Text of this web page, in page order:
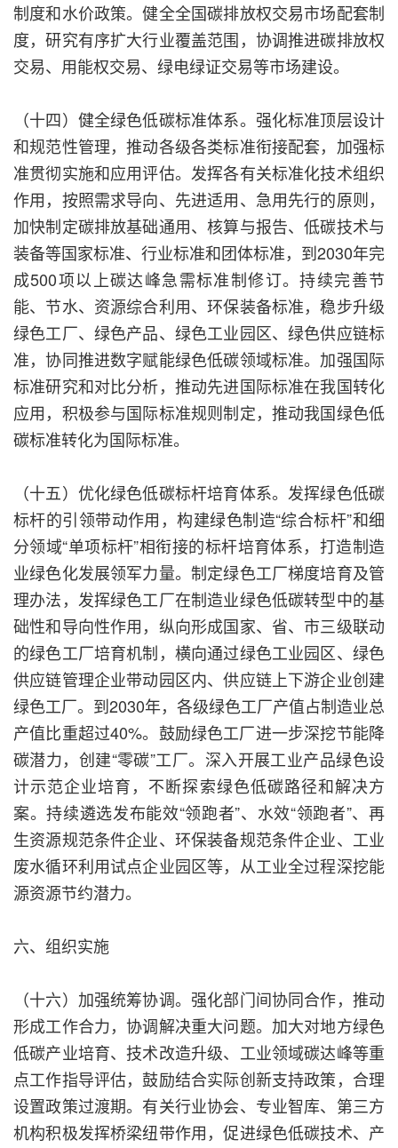
制度和水价政策。健全全国碳排放权交易市场配套制
度，研究有序扩大行业覆盖范围，协调推进碳排放权
交易、用能权交易、绿电绿证交易等市场建设。
（十四）健全绿色低碳标准体系。强化标准顶层设计
和规范性管理，推动各级各类标准衔接配套，加强标
准贯彻实施和应用评估。发挥各有关标准化技术组织
作用，按照需求导向、先进适用、急用先行的原则，
加快制定碳排放基础通用、核算与报告、低碳技术与
装备等国家标准、行业标准和团体标准，到2030年完
成500项以上碳达峰急需标准制修订。持续完善节
能、节水、资源综合利用、环保装备标准，稳步升级
绿色工厂、绿色产品、绿色工业园区、绿色供应链标
准，协同推进数字赋能绿色低碳领域标准。加强国际
标准研究和对比分析，推动先进国际标准在我国转化
应用，积极参与国际标准规则制定，推动我国绿色低
碳标准转化为国际标准。
（十五）优化绿色低碳标杆培育体系。发挥绿色低碳
标杆的引领带动作用，构建绿色制造“综合标杆”和细
分领域“单项标杆”相衔接的标杆培育体系，打造制造
业绿色化发展领军力量。制定绿色工厂梯度培育及管
理办法，发挥绿色工厂在制造业绿色低碳转型中的基
础性和导向性作用，纵向形成国家、省、市三级联动
的绿色工厂培育机制，横向通过绿色工业园区、绿色
供应链管理企业带动园区内、供应链上下游企业创建
绿色工厂。到2030年，各级绿色工厂产值占制造业总
产值比重超过40%。鼓励绿色工厂进一步深挖节能降
碳潜力，创建“零碳”工厂。深入开展工业产品绿色设
计示范企业培育，不断探索绿色低碳路径和解决方
案。持续遴选发布能效“领跑者”、水效“领跑者”、再
生资源规范条件企业、环保装备规范条件企业、工业
废水循环利用试点企业园区等，从工业全过程深挖能
源资源节约潜力。
六、组织实施
（十六）加强统筹协调。强化部门间协同合作，推动
形成工作合力，协调解决重大问题。加大对地方绿色
低碳产业培育、技术改造升级、工业领域碳达峰等重
点工作指导评估，鼓励结合实际创新支持政策，合理
设置政策过渡期。有关行业协会、专业智库、第三方
机构积极发挥桥梁纽带作用，促进绿色低碳技术、产